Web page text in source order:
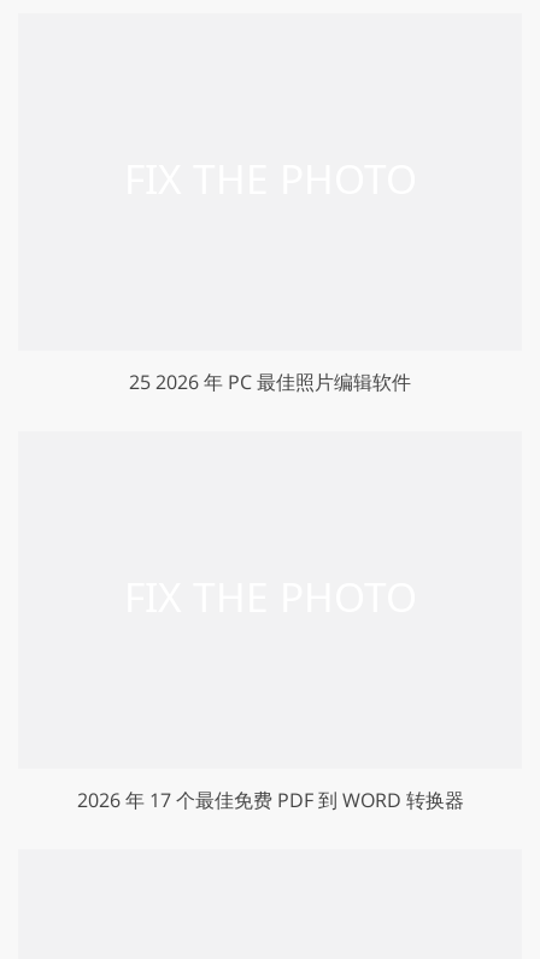
25 2026 年 PC 最佳照片编辑软件
2026 年 17 个最佳免费 PDF 到 WORD 转换器